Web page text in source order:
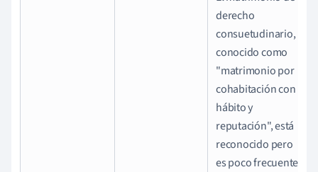
derecho
consuetudinario,
conocido como
"matrimonio por
cohabitación con
hábito y
reputación", está
reconocido pero
es poco frecuente.